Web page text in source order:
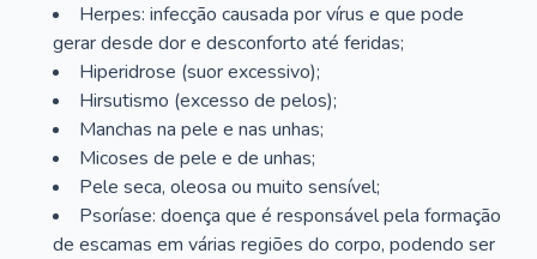
Herpes: infecção causada por vírus e que pode
gerar desde dor e desconforto até feridas;
Hiperidrose (suor excessivo);
Hirsutismo (excesso de pelos);
Manchas na pele e nas unhas;
Micoses de pele e de unhas;
Pele seca, oleosa ou muito sensível;
Psoríase: doença que é responsável pela formação
de escamas em várias regiões do corpo, podendo ser